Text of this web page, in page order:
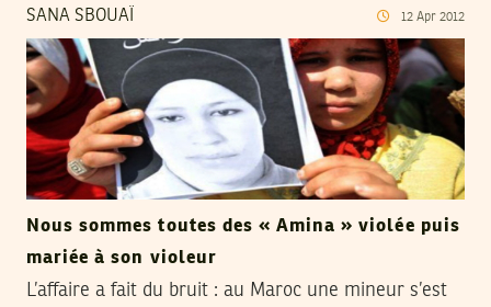
SANA SBOUAÏ 12 Apr 2012
Nous sommes toutes des « Amina » violée puis
mariée à son violeur
L’affaire a fait du bruit : au Maroc une mineur s’est